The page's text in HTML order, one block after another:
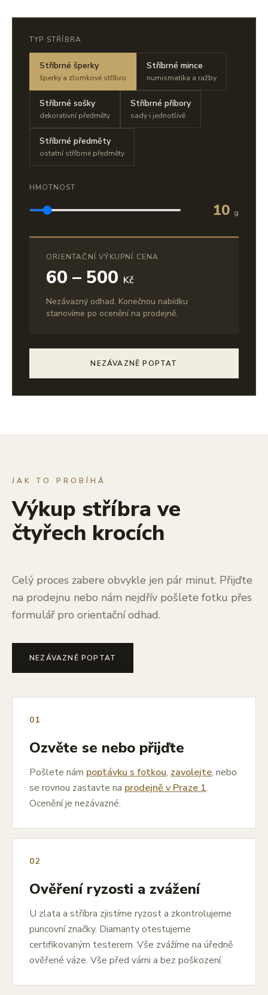
TYP STŘÍBRA
Stříbrné šperky
šperky a zlomkové stříbro
Stříbrné mince
numismatika a ražby
Stříbrné sošky
dekorativní předměty
Stříbrné příbory
sady i jednotlivě
Stříbrné předměty
ostatní stříbrné předměty
HMOTNOST
10 g
ORIENTAČNÍ VÝKUPNÍ CENA
60 – 500 Kč
Nezávazný odhad. Konečnou nabídku
stanovíme po ocenění na prodejně.
NEZÁVAZNĚ POPTAT
JAK TO PROBÍHÁ
Výkup stříbra ve
čtyřech krocích
Celý proces zabere obvykle jen pár minut. Přijďte
na prodejnu nebo nám nejdřív pošlete fotku přes
formulář pro orientační odhad.
NEZÁVAZNĚ POPTAT
01
Ozvěte se nebo přijďte
Pošlete nám poptávku s fotkou, zavolejte, nebo
se rovnou zastavte na prodejně v Praze 1.
Ocenění je nezávazné.
02
Ověření ryzosti a zvážení
U zlata a stříbra zjistíme ryzost a zkontrolujeme
puncovní značky. Diamanty otestujeme
certifikovaným testerem. Vše zvážíme na úředně
ověřené váze. Vše před vámi a bez poškození.